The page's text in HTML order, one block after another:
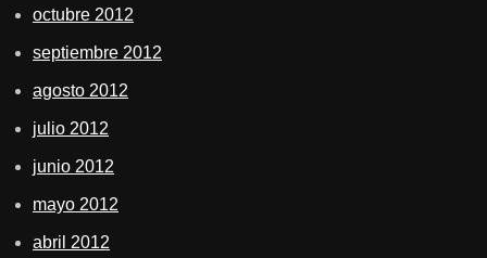
octubre 2012
septiembre 2012
agosto 2012
julio 2012
junio 2012
mayo 2012
abril 2012